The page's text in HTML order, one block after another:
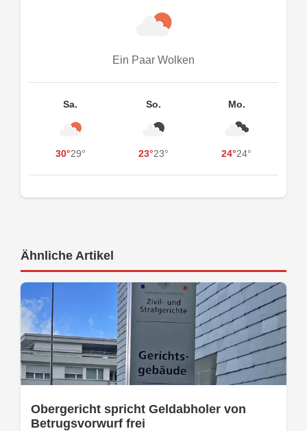
Ein Paar Wolken
Sa.
30°29°
So.
23°23°
Mo.
24°24°
Ähnliche Artikel
Obergericht spricht Geldabholer von
Betrugsvorwurf frei